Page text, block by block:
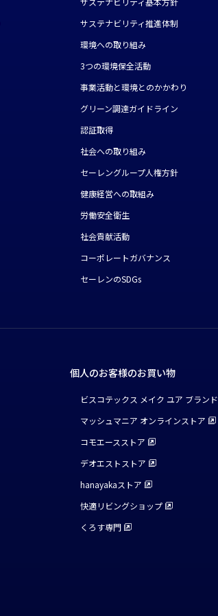
サステナビリティ推進体制
環境への取り組み
3つの環境保全活動
事業活動と環境とのかかわり
グリーン調達ガイドライン
認証取得
社会への取り組み
セーレングループ人権方針
健康経営への取組み
労働安全衛生
社会貢献活動
コーポレートガバナンス
セーレンのSDGs
個人のお客様のお買い物
ビスコテックス メイク ユア ブランド
マッシュマニア オンラインストア
コモエースストア
デオエストストア
hanayakaストア
快適リビングショップ
くろす専門